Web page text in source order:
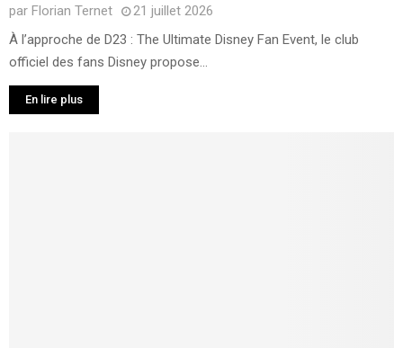
par Florian Ternet
21 juillet 2026
À l’approche de D23 : The Ultimate Disney Fan Event, le club
officiel des fans Disney propose...
En lire plus